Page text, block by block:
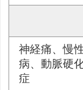
神経痛、慢
病、動脈硬
症